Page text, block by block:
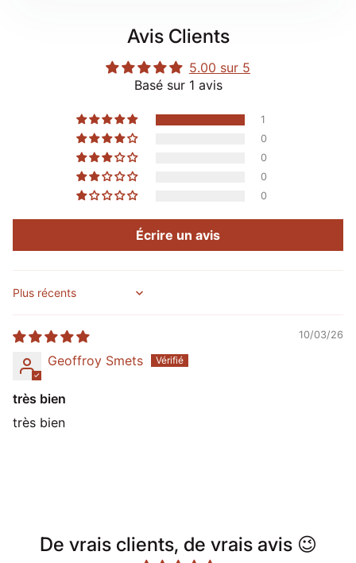
Avis Clients
5.00 sur 5
Basé sur 1 avis
1
0
0
0
0
Écrire un avis
Sort by
10/03/26
Geoffroy Smets
très bien
très bien
De vrais clients, de vrais avis 😉